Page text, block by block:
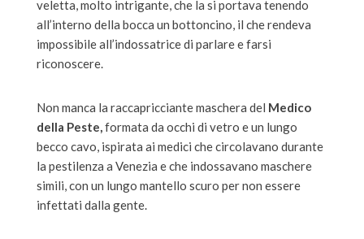
veletta, molto intrigante, che la si portava tenendo
all’interno della bocca un bottoncino, il che rendeva
impossibile all’indossatrice di parlare e farsi
riconoscere.
Non manca la raccapricciante maschera del Medico
della Peste,formata da occhi di vetro e un lungo
becco cavo, ispirata ai medici che circolavano durante
la pestilenza a Venezia e che indossavano maschere
simili, con un lungo mantello scuro per non essere
infettati dalla gente.